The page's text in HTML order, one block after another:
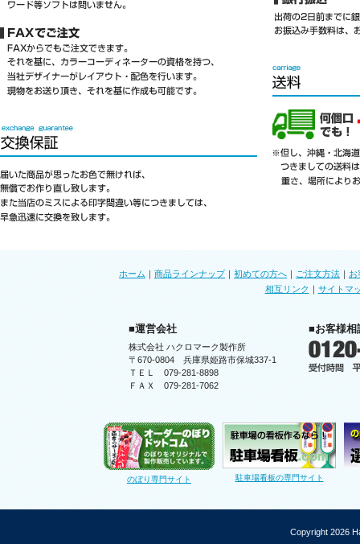
ホーム ｜ 商品ラインナップ｜ 初めての方へ ｜ ご注文方法 ｜ お
相互リンク ｜ サイトマ
■運営会社
株式会社 ハクロマーク製作所
〒670-0804 兵庫県姫路市保城337-1
ＴＥＬ 079-281-8898
ＦＡＸ 079-281-7062
■お客様相
のぼり専門サイト 駐車場看板の専門サイト
Copyright 2026